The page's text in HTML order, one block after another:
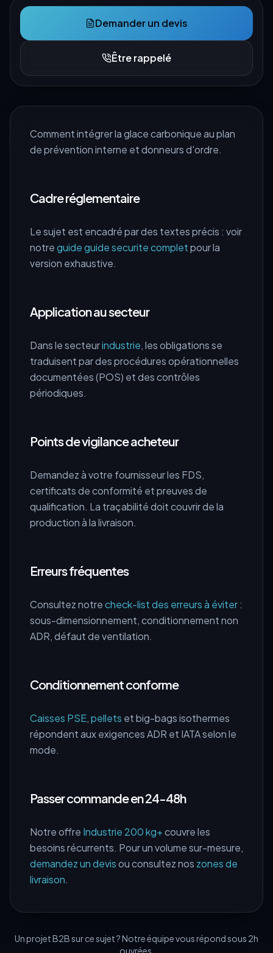
Demander un devis
Être rappelé
Comment intégrer la glace carbonique au plan
de prévention interne et donneurs d'ordre.
Cadre réglementaire
Le sujet est encadré par des textes précis : voir
notreguide guide securite completpour la
version exhaustive.
Application au secteur
Dans le secteurindustrie, les obligations se
traduisent par des procédures opérationnelles
documentées (POS) et des contrôles
périodiques.
Points de vigilance acheteur
Demandez à votre fournisseur les FDS,
certificats de conformité et preuves de
qualification. La traçabilité doit couvrir de la
production à la livraison.
Erreurs fréquentes
Consultez notrecheck-list des erreurs à éviter:
sous-dimensionnement, conditionnement non
ADR, défaut de ventilation.
Conditionnement conforme
Caisses PSE,pellets et big-bags isothermes
répondent aux exigences ADR et IATA selon le
mode.
Passer commande en 24-48h
Notre offre Industrie 200 kg+couvre les
besoins récurrents. Pour un volume sur-mesure,
demandez un devisou consultez nos zones de
livraison.
Un projet B2B sur ce sujet ? Notre équipe vous répond sous 2h
ouvrées.